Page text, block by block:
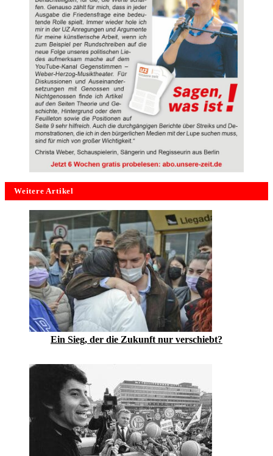
Weitere Artikel
Ein Sieg, der die Zukunft nur verschiebt?